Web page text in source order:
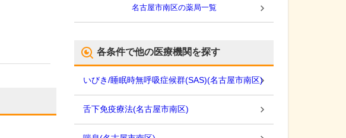
名古屋市南区の薬局一覧
各条件で他の医療機関を探す
いびき/睡眠時無呼吸症候群(SAS)(名古屋市南区)
舌下免疫療法(名古屋市南区)